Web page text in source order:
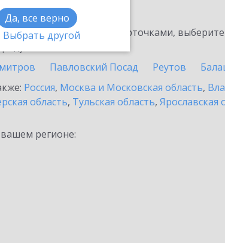
Да, все верно
Выбрать другой
с информационными карточками,
Павловский Посад Реутов
Россия, Москва и Московская область,
область, Тульская область, Ярославская
регионе: